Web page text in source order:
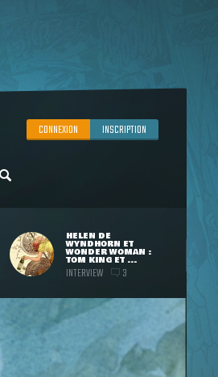
CONNEXION INSCRIPTION
HELEN DE
WYNDHORN ET
WONDER WOMAN :
TOM KING ET ...
INTERVIEW 3